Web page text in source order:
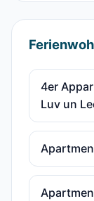
4er
Luv un